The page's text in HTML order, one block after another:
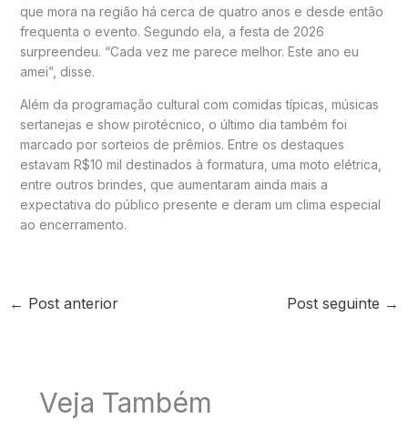
que mora na região há cerca de quatro anos e desde então
frequenta o evento. Segundo ela, a festa de 2026
surpreendeu. “Cada vez me parece melhor. Este ano eu
amei”, disse.
Além da programação cultural com comidas típicas, músicas
sertanejas e show pirotécnico, o último dia também foi
marcado por sorteios de prêmios. Entre os destaques
estavam R$10 mil destinados à formatura, uma moto elétrica,
entre outros brindes, que aumentaram ainda mais a
expectativa do público presente e deram um clima especial
ao encerramento.
← Post anterior Post seguinte →
Veja Também